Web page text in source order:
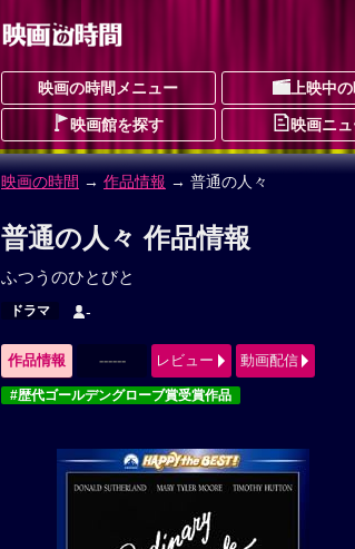
映画の時間メニュー 上映中
映画館を探す 映画ニ
映画の時間 → 作品情報 → 普通の人々
普通の人々 作品情報
ふつうのひとびと
ドラマ -
作品情報 ------ レビュー 動画配信
#歴代ゴールデングローブ賞受賞作品